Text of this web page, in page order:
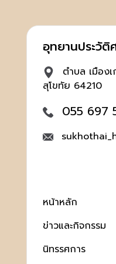
อุทยานประวัติ
ตำบล เมือง
สุโขทัย 64210
055 697
หน้าหลัก
ข่าวและกิจกรรม
นิทรรศการ